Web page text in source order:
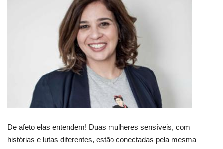
Esportes
Saúde
Language
De afeto elas entendem! Duas mulheres sensíveis, com
histórias e lutas diferentes, estão conectadas pela mesma